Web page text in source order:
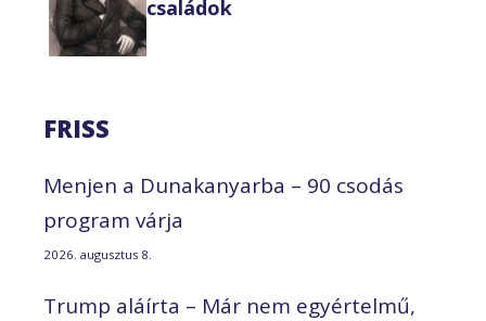
családok
FRISS
Menjen a Dunakanyarba – 90 csodás
program várja
2026. augusztus 8.
Trump aláírta – Már nem egyértelmű,